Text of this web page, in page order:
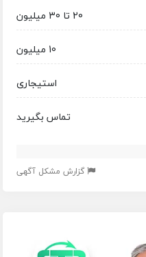
20 تا 30 میلیون
10 میلیون
استیجاری
تماس بگیرید
گزارش مشکل آگهی